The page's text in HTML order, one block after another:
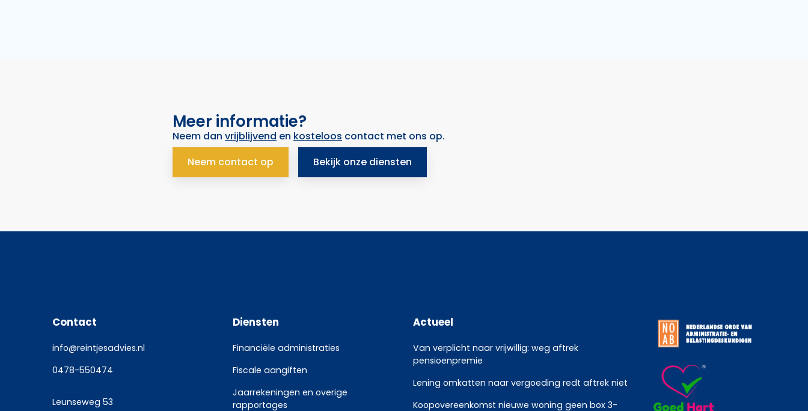
Meer informatie?
Neem dan vrijblijvend en kosteloos contact met ons op.
Neem contact op
Bekijk onze diensten
Contact
info@reintjesadvies.nl
0478-550474
Leunseweg 53
Diensten
Financiële administraties
Fiscale aangiften
Jaarrekeningen en overige
rapportages
Actueel
Van verplicht naar vrijwillig: weg aftrek
pensioenpremie
Lening omkatten naar vergoeding redt aftrek niet
Koopovereenkomst nieuwe woning geen box 3-